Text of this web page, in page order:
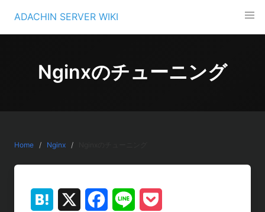
content
ADACHIN SERVER WIKI
Nginxのチューニング
Home Nginx